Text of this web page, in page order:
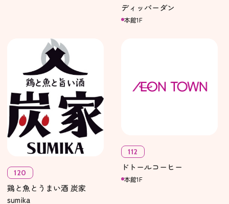
ディッパーダン
本館1F
120
鶏と魚とうまい酒 炭家
sumika
112
ドトールコーヒー
本館1F